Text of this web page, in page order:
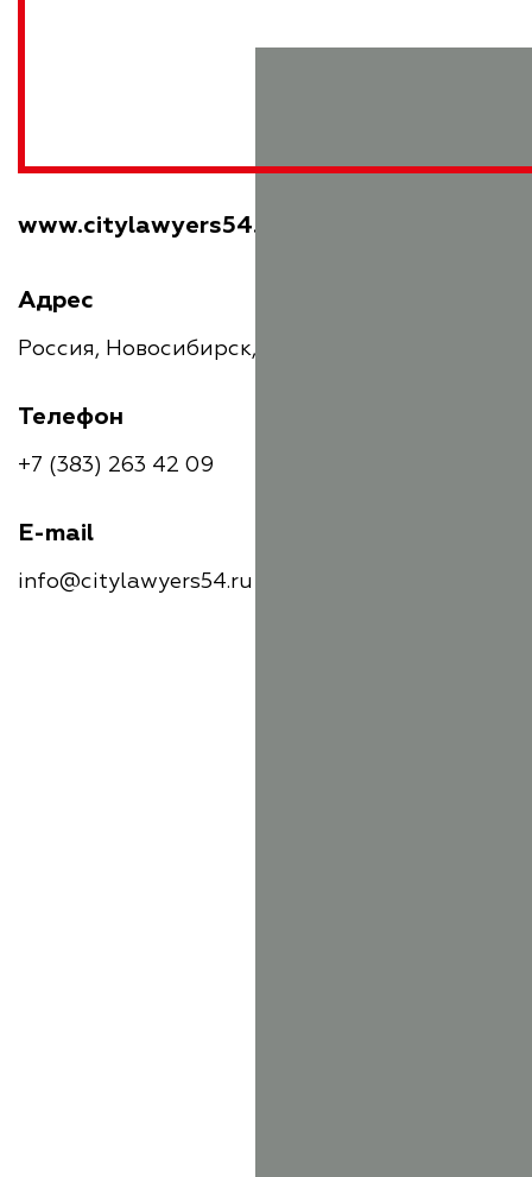
www.citylawyers54.com
Адрес
Россия, Новосибирск, улица Кирова, 44/1
Телефон
+7 (383) 263 42 09
E-mail
info@citylawyers54.ru